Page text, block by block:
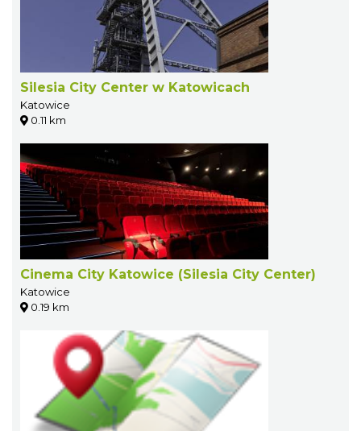
Silesia City Center w Katowicach
Katowice
0.11 km
Cinema City Katowice (Silesia City Center)
Katowice
0.19 km